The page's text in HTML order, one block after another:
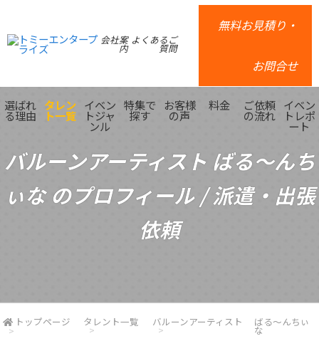
会社案
内
よくあるご
質問
無料お見積り・
お問合せ
選ばれ
る理由
タレン
ト一覧
イベン
トジャ
ンル
特集で
探す
お客様
の声
料金 ご依頼
の流れ
イベン
トレポ
ート
バルーンアーティスト ばる〜んち
ぃな のプロフィール / 派遣・出張
依頼
トップページ タレント一覧 バルーンアーティスト ばる〜んちぃ
な